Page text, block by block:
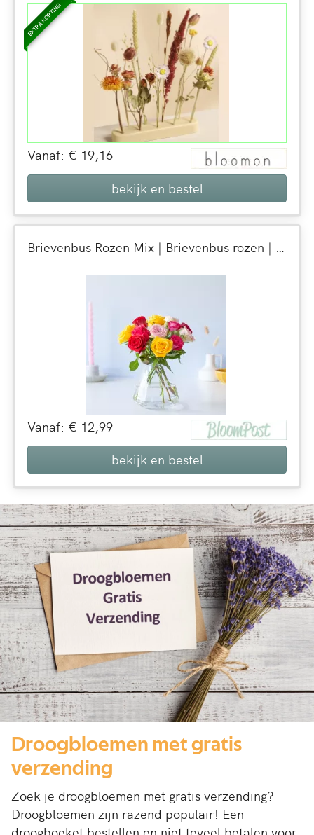
EXTRA KORTING
Vanaf: € 19,16
bekijk en bestel
Vanaf: € 12,99
bekijk en bestel
Droogbloemen met gratis
verzending
Zoek je droogbloemen met gratis verzending?
Droogbloemen zijn razend populair! Een